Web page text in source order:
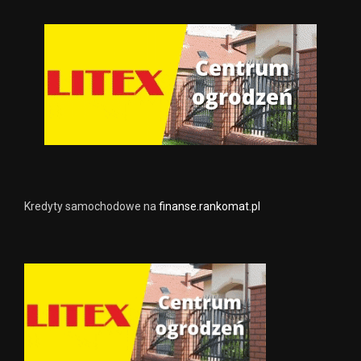
Kredyty samochodowe nafinanse.rankomat.pl